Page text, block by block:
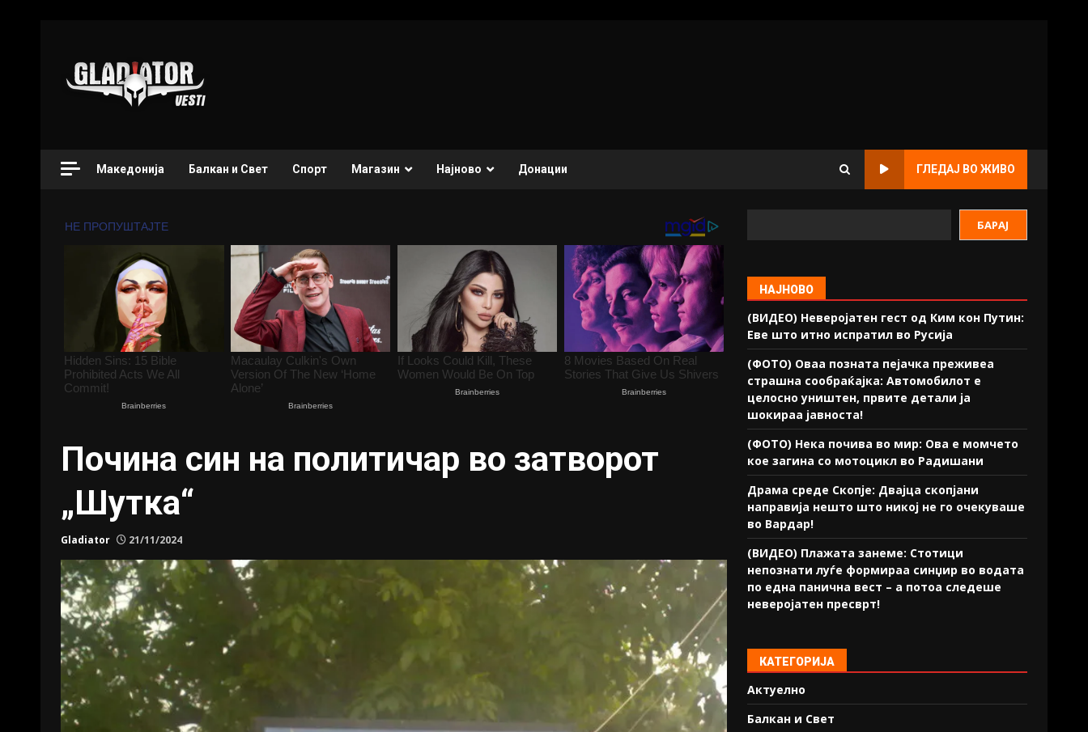
Македонија Балкан и Свет Спорт Магазин Најново Донации ГЛЕДАЈ ВО ЖИВО
Почина син на политичар во затворот
„Шутка“
Gladiator 21/11/2024
БАРАЈ
НАЈНОВО
(ВИДЕО) Неверојатен гест од Ким кон Путин:
Еве што итно испратил во Русија
(ФОТО) Оваа позната пејачка преживеа
страшна сообраќајка: Автомобилот е
целосно уништен, првите детали ја
шокираа јавноста!
(ФОТО) Нека почива во мир: Ова е момчето
кое загина со мотоцикл во Радишани
Драма среде Скопје: Двајца скопјани
направија нешто што никој не го очекуваше
во Вардар!
(ВИДЕО) Плажата занеме: Стотици
непознати луѓе формираа синџир во водата
по една панична вест – а потоа следеше
неверојатен пресврт!
КАТЕГОРИЈА
Актуелно
Балкан и Свет